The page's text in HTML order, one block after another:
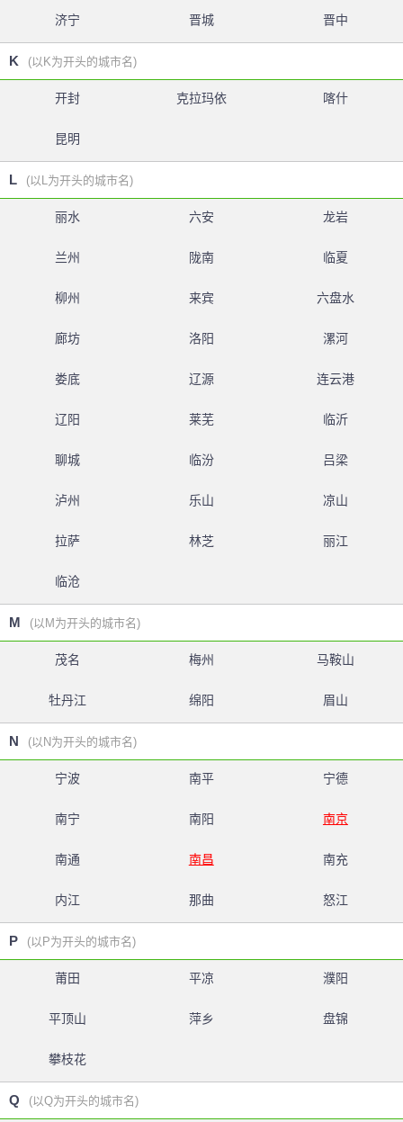
济宁 晋城 晋中
K (以K为开头的城市名)
开封 克拉玛依 喀什
昆明
L (以L为开头的城市名)
丽水 六安 龙岩
兰州 陇南 临夏
柳州 来宾 六盘水
廊坊 洛阳 漯河
娄底 辽源 连云港
辽阳 莱芜 临沂
聊城 临汾 吕梁
泸州 乐山 凉山
拉萨 林芝 丽江
临沧
M (以M为开头的城市名)
茂名 梅州 马鞍山
牡丹江 绵阳 眉山
N (以N为开头的城市名)
宁波 南平 宁德
南宁 南阳 南京
南通 南昌 南充
内江 那曲 怒江
P (以P为开头的城市名)
莆田 平凉 濮阳
平顶山 萍乡 盘锦
攀枝花
Q (以Q为开头的城市名)